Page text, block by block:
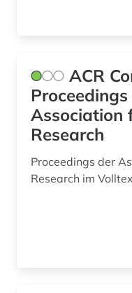
darwin, charles | naturwissenschaftler;
biologe; geologe (1)
data science (1)
datenanalyse (7)
ACR
Association
Research
Proceedings der
Research im